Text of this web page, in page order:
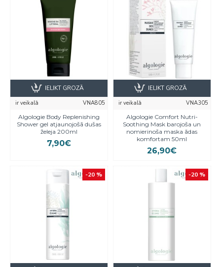
ir veikalā
VNA805
Algologie Body Replenishing
Shower gel atjaunojošā dušas
želeja 200ml
7,90€
IELIKT GROZĀ
ir veikalā
VNA305
Algologie Comfort Nutri-
Soothing Mask barojoša un
nomierinoša maska ādas
komfortam 50ml
26,90€
IELIKT GROZĀ
-20 % -20 %